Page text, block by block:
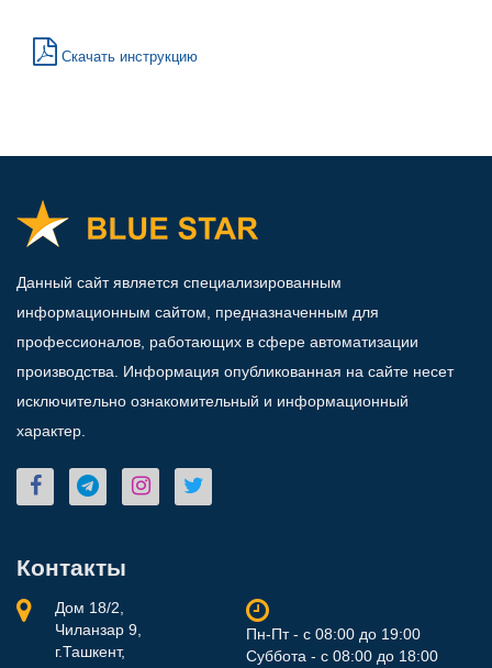
Скачать инструкцию
Данный сайт является специализированным
информационным сайтом, предназначенным для
профессионалов, работающих в сфере автоматизации
производства. Информация опубликованная на сайте несет
исключительно ознакомительный и информационный
характер.
Контакты
Дом 18/2,
Чиланзар 9,
г.Ташкент,
Пн-Пт - с 08:00 до 19:00
Суббота - с 08:00 до 18:00